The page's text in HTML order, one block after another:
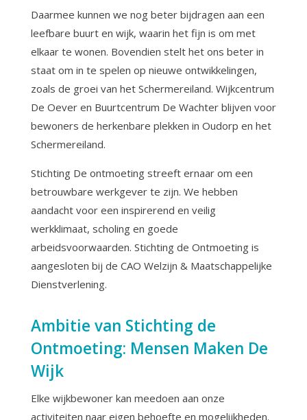
Daarmee kunnen we nog beter bijdragen aan een
leefbare buurt en wijk, waarin het fijn is om met
elkaar te wonen. Bovendien stelt het ons beter in
staat om in te spelen op nieuwe ontwikkelingen,
zoals de groei van het Schermereiland. Wijkcentrum
De Oever en Buurtcentrum De Wachter blijven voor
bewoners de herkenbare plekken in Oudorp en het
Schermereiland.
Stichting De ontmoeting streeft ernaar om een
betrouwbare werkgever te zijn. We hebben
aandacht voor een inspirerend en veilig
werkklimaat, scholing en goede
arbeidsvoorwaarden. Stichting de Ontmoeting is
aangesloten bij de CAO Welzijn & Maatschappelijke
Dienstverlening.
Ambitie van Stichting de
Ontmoeting: Mensen Maken De
Wijk
Elke wijkbewoner kan meedoen aan onze
activiteiten naar eigen behoefte en mogelijkheden.